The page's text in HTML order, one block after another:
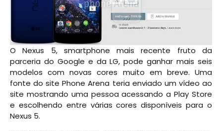
O Nexus 5, smartphone mais recente fruto da
parceria do Google e da LG, pode ganhar mais seis
modelos com novas cores muito em breve. Uma
fonte do site Phone Arena teria enviado um vídeo ao
site mostrando uma pessoa acessando a Play Store
e escolhendo entre várias cores disponíveis para o
Nexus 5.